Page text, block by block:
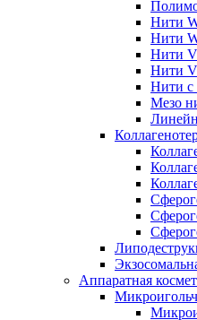
Нити
Нити
Нити
Нити
Нити с
Мезо
Аппаратная